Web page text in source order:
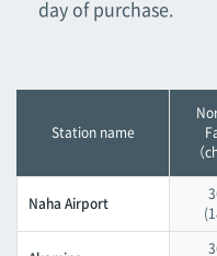
day of purchase.
Station name
（
Naha Airport